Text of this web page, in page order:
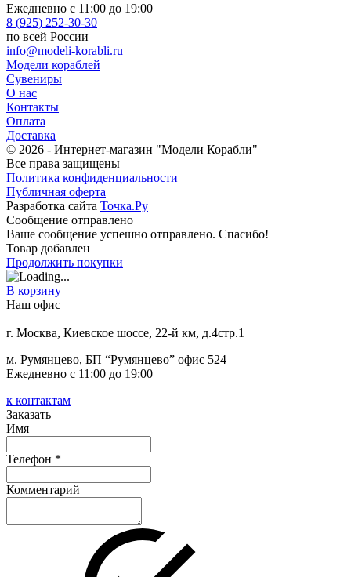
Ежедневно с 11:00 до 19:00
8 (925) 252-30-30
по всей России
info@modeli-korabli.ru
Модели кораблей
Сувениры
О нас
Контакты
Оплата
Доставка
© 2026 - Интернет-магазин "Модели Корабли"
Все права защищены
Политика конфиденциальности
Публичная оферта
Разработка сайта Точка.Ру
Сообщение отправлено
Ваше сообщение успешно отправлено. Спасибо!
Товар добавлен
Продолжить покупки
В корзину
Наш офис
г. Москва, Киевское шоссе, 22-й км, д.4стр.1
м. Румянцево, БП “Румянцево” офис 524
Ежедневно с 11:00 до 19:00
к контактам
Заказать
Имя
Телефон *
Комментарий